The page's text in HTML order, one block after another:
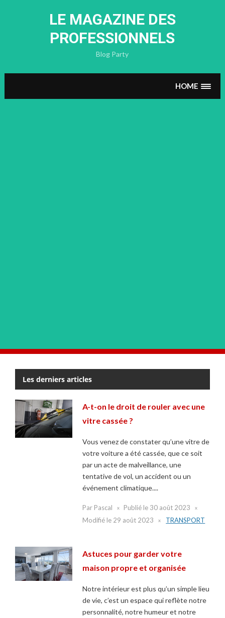
content
LE MAGAZINE DES
PROFESSIONNELS
Blog Party
HOME
Les derniers articles
A-t-on le droit de rouler avec une
vitre cassée ?
Vous venez de constater qu’une vitre de
votre voiture a été cassée, que ce soit
par un acte de malveillance, une
tentative de vol, un accident ou un
événement climatique....
Par Pascal Publié le 30 août 2023
Modifié le 29 août 2023 TRANSPORT
Astuces pour garder votre
maison propre et organisée
Notre intérieur est plus qu’un simple lieu
de vie, c’est un espace qui reflète notre
personnalité, notre humeur et notre